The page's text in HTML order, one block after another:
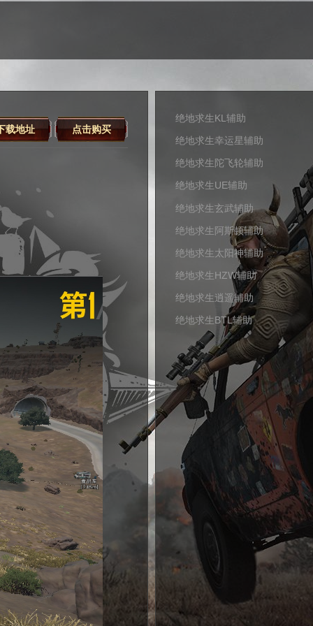
载地址 点击购买
绝地求生KL辅助
绝地求生幸运星辅助
绝地求生陀飞轮辅助
绝地求生UE辅助
绝地求生玄武辅助
绝地求生阿斯顿辅助
绝地求生太阳神辅助
绝地求生HZW辅助
绝地求生逍遥辅助
绝地求生BTL辅助